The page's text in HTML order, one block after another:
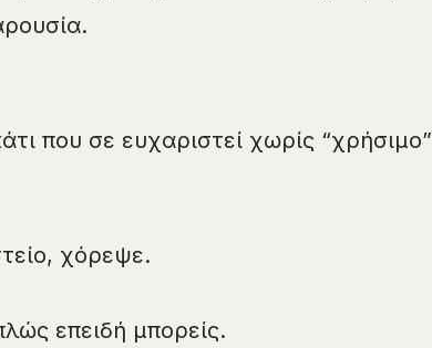
που σε ευχαριστεί χωρίς “χρήσιμο”
χόρεψε.
επειδή μπορείς.